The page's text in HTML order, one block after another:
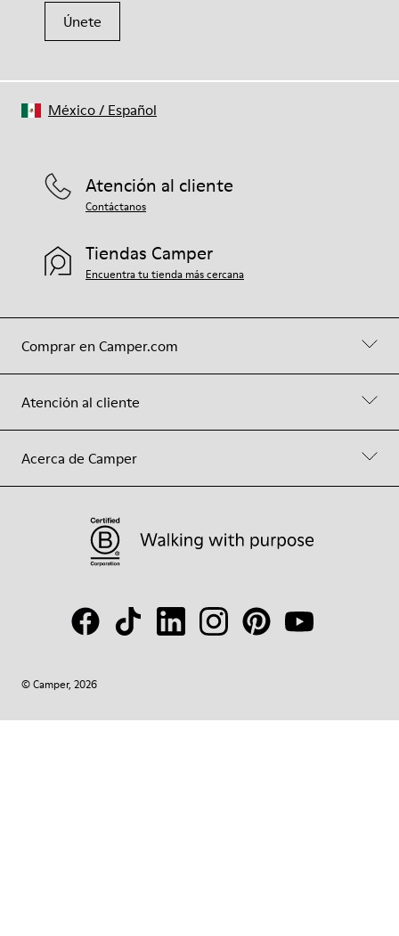
Únete
Comprar en Camper.com
Atención al cliente
Acerca de Camper
Atención al cliente
Contáctanos
Tiendas Camper
Encuentra tu tienda más cercana
© Camper, 2026
México/ Español